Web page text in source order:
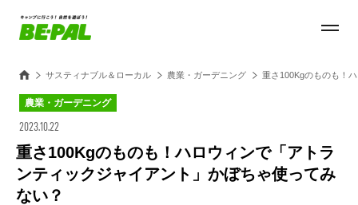
サスティナブル＆ローカル 農業・ガーデニング 重さ100Kgのものも！
農業・ガーデニング
2023.10.22
重さ100Kgのものも！ハロウィンで「アトラ
ンティックジャイアント」かぼちゃ使ってみ
ない？